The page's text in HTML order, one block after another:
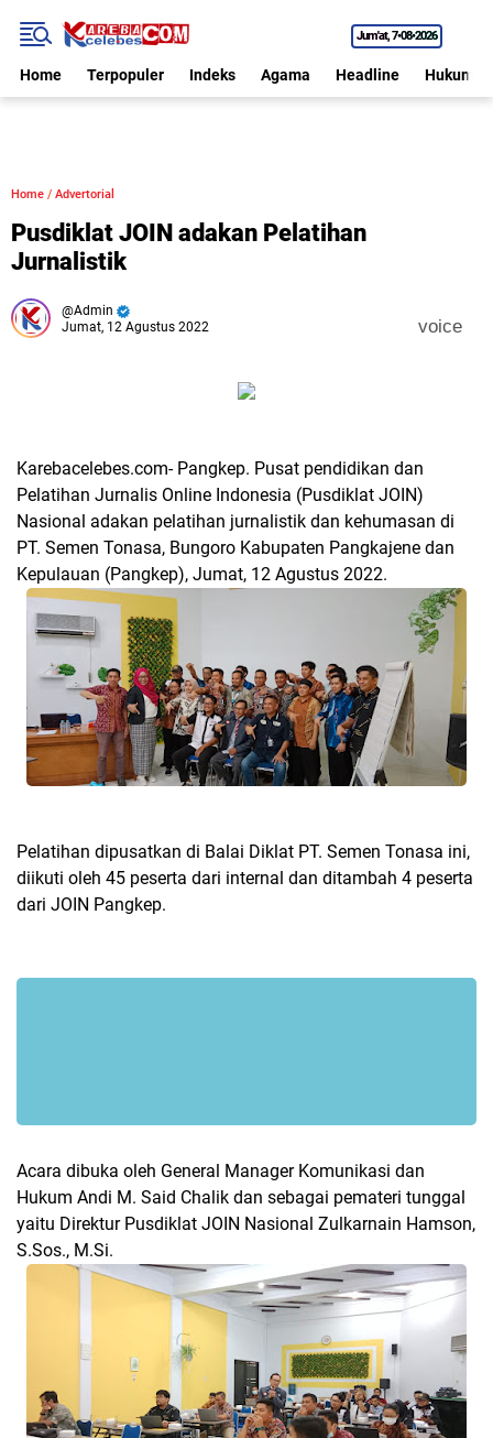
Jum'at 7•08•2026
Home Terpopuler Indeks Agama Headline Hukum
Home / Advertorial
Pusdiklat JOIN adakan Pelatihan
Jurnalistik
Admin
Jumat, 12 Agustus 2022
voice
Karebacelebes.com- Pangkep. Pusat pendidikan dan
Pelatihan Jurnalis Online Indonesia (Pusdiklat JOIN)
Nasional adakan pelatihan jurnalistik dan kehumasan di
PT. Semen Tonasa, Bungoro Kabupaten Pangkajene dan
Kepulauan (Pangkep), Jumat, 12 Agustus 2022.
Pelatihan dipusatkan di Balai Diklat PT. Semen Tonasa ini,
diikuti oleh 45 peserta dari internal dan ditambah 4 peserta
dari JOIN Pangkep.
Acara dibuka oleh General Manager Komunikasi dan
Hukum Andi M. Said Chalik dan sebagai pemateri tunggal
yaitu Direktur Pusdiklat JOIN Nasional Zulkarnain Hamson,
S.Sos., M.Si.